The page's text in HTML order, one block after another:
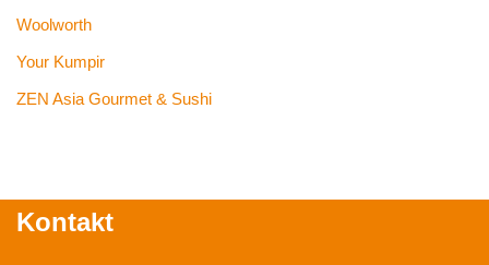
Woolworth
Your Kumpir
ZEN Asia Gourmet & Sushi
Kontakt